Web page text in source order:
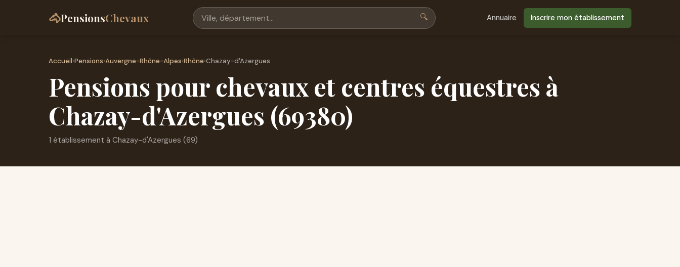
🐴PensionsChevaux 🔍 Annuaire Inscrire mon établissement
Accueil›Pensions›Auvergne-Rhône-Alpes›Rhône›Chazay-d'Azergues
Pensions pour chevaux et centres équestres à
Chazay-d'Azergues (69380)
1 établissement à Chazay-d'Azergues (69)